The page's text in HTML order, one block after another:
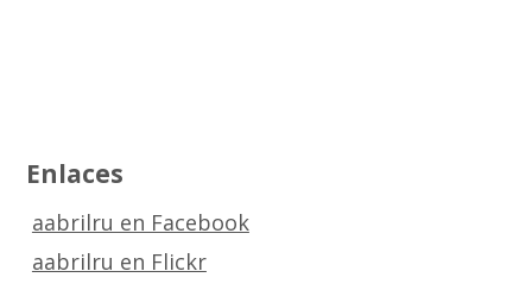
Enlaces
aabrilru en Facebook
aabrilru en Flickr